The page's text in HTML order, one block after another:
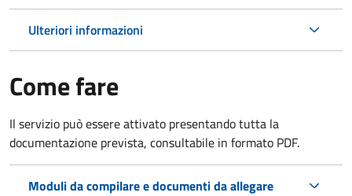
Ulteriori informazioni
Come fare
Il servizio può essere attivato presentando tutta la
documentazione prevista, consultabile in formato PDF.
Moduli da compilare e documenti da allegare